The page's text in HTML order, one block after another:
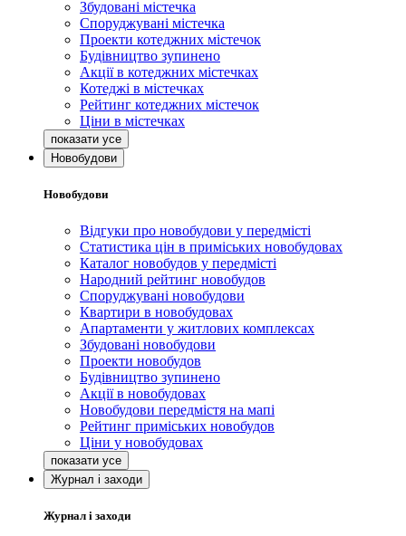
Збудовані містечка
Споруджувані містечка
Проекти котеджних містечок
Будівництво зупинено
Акції в котеджних містечках
Котеджі в містечках
Рейтинг котеджних містечок
Ціни в містечках
Новобудови
Новобудови
Відгуки про новобудови у передмісті
Статистика цін в приміських новобудовах
Каталог новобудов у передмісті
Народний рейтинг новобудов
Споруджувані новобудови
Квартири в новобудовах
Апартаменти у житлових комплексах
Збудовані новобудови
Проекти новобудов
Будівництво зупинено
Акції в новобудовах
Новобудови передмістя на мапі
Рейтинг приміських новобудов
Ціни у новобудовах
Журнал і заходи
Журнал і заходи